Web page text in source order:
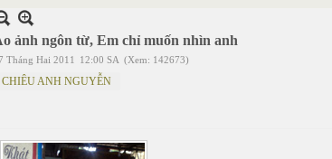
ảnh ngôn từ, Em chỉ muốn nhìn anh
Tháng Hai 2011 12:00 SA (Xem: 142673)
CHIÊU ANH NGUYỄN